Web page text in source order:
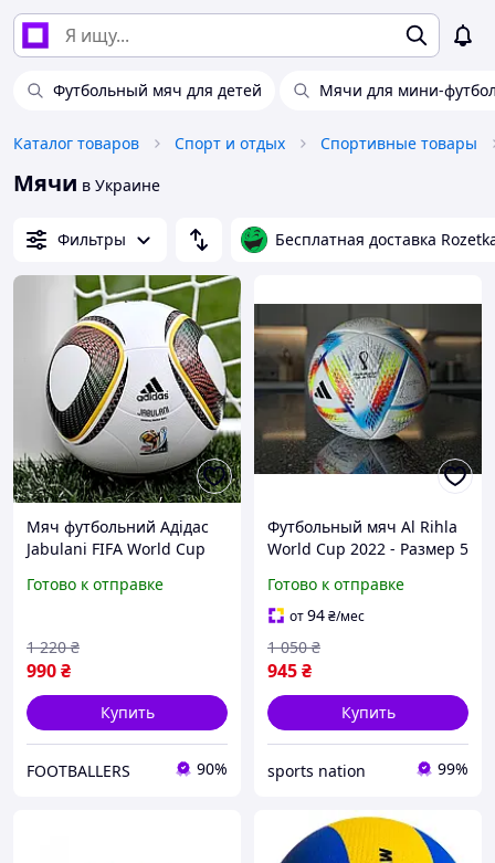
Футбольный мяч для детей Мячи для мини-
Каталог товаров Спорт и отдых Спортивные товары
Мячи в Украине
Фильтры Бесплатная доставка
Мяч футбольний Адідас
Jabulani FIFA World Cup
Готово к отправке
990₴
1 220 ₴
Купить
FOOTBALLERS 90%
Футбольный мяч Al Rihla
World Cup 2022 - Размер 5
Готово к отправке
от94₴/мес
945₴
1 050 ₴
Купить
sports nation 99%